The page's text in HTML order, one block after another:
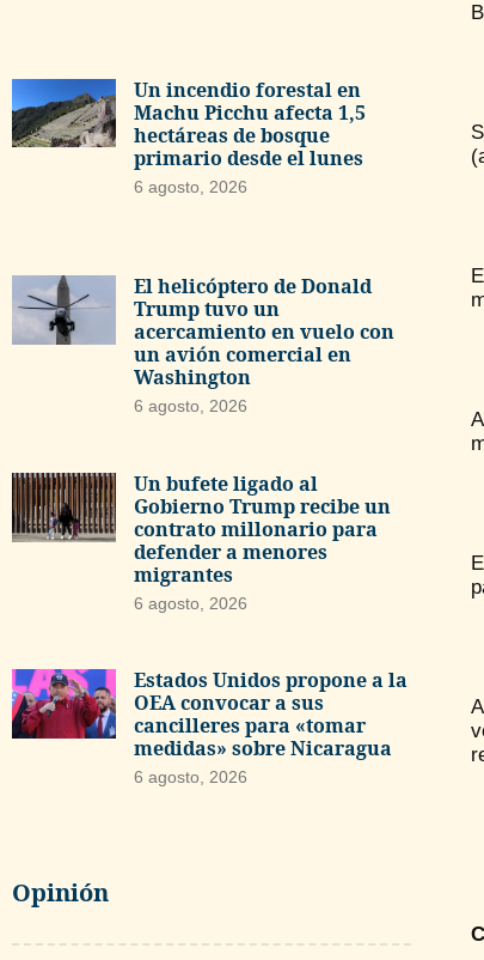
Un incendio forestal en
Machu Picchu afecta 1,5
hectáreas de bosque
primario desde el lunes
6 agosto, 2026
El helicóptero de Donald
Trump tuvo un
acercamiento en vuelo con
un avión comercial en
Washington
6 agosto, 2026
Un bufete ligado al
Gobierno Trump recibe un
contrato millonario para
defender a menores
migrantes
6 agosto, 2026
Estados Unidos propone a la
OEA convocar a sus
cancilleres para «tomar
medidas» sobre Nicaragua
6 agosto, 2026
Opinión